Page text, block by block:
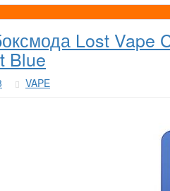
Lost Vape
Blue
VAPE